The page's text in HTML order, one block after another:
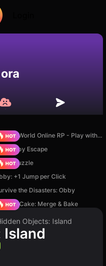
Sprunki World Online RP - Play with Friends!
Obby Escape
Puzzle
+1 Jump per Click
the Disasters: Obby
of Cake: Merge & Bake
Objects: Island